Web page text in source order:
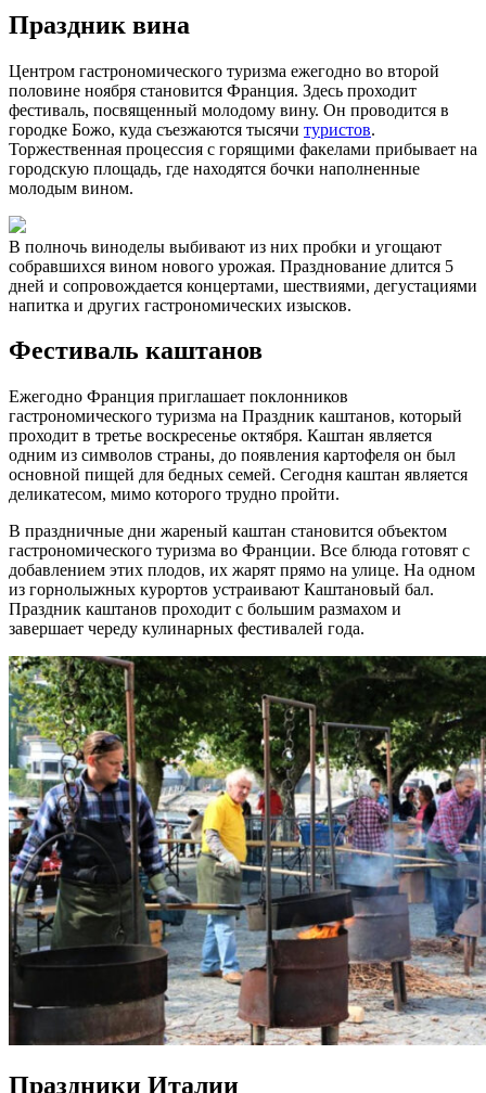
Праздник вина
Центром гастрономического туризма ежегодно во второй
половине ноября становится Франция. Здесь проходит
фестиваль, посвященный молодому вину. Он проводится в
городке Божо, куда съезжаются тысячи туристов.
Торжественная процессия с горящими факелами прибывает на
городскую площадь, где находятся бочки наполненные
молодым вином.
В полночь виноделы выбивают из них пробки и угощают
собравшихся вином нового урожая. Празднование длится 5
дней и сопровождается концертами, шествиями, дегустациями
напитка и других гастрономических изысков.
Фестиваль каштанов
Ежегодно Франция приглашает поклонников
гастрономического туризма на Праздник каштанов, который
проходит в третье воскресенье октября. Каштан является
одним из символов страны, до появления картофеля он был
основной пищей для бедных семей. Сегодня каштан является
деликатесом, мимо которого трудно пройти.
В праздничные дни жареный каштан становится объектом
гастрономического туризма во Франции. Все блюда готовят с
добавлением этих плодов, их жарят прямо на улице. На одном
из горнолыжных курортов устраивают Каштановый бал.
Праздник каштанов проходит с большим размахом и
завершает череду кулинарных фестивалей года.
Праздники Италии